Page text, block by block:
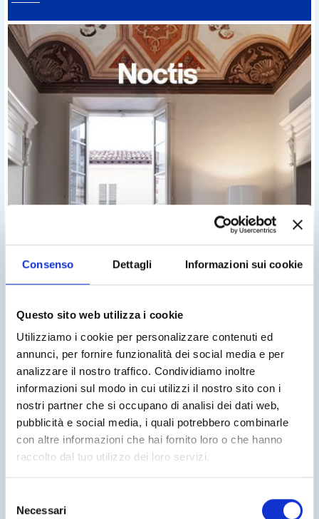
Consenso Dettagli Informazioni sui cookie
Questo sito web utilizza i cookie
Utilizziamo i cookie per personalizzare contenuti ed
annunci, per fornire funzionalità dei social media e per
analizzare il nostro traffico. Condividiamo inoltre
informazioni sul modo in cui utilizzi il nostro sito con i
nostri partner che si occupano di analisi dei dati web,
pubblicità e social media, i quali potrebbero combinarle
con altre informazioni che hai fornito loro o che hanno
raccolto dal tuo utilizzo dei loro servizi.
delNecessari
100%love
In occasione del lancio del nuovo catalogo Blunotte, Noctis ti offre la
possibilità di acquistare un letto completo di materasso, guanciali,
coordinato biancheria a condizioni esclusive e uniche sul mercato. Il tutto
rigorosamente 100% made in italy. Scegli il pacchetto a te più adatto tra
Promo valida da Giugno 2025 per un periodo limitato.